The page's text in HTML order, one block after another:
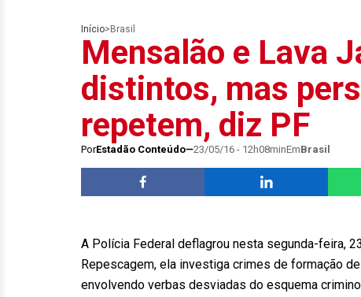
Início> Brasil
Mensalão e Lava
distintos, mas
repetem, diz PF
PorEstadão Conteúdo 23/05/16 - 12h08minEmBrasil
A Polícia Federal deflagrou nesta segunda-feira,
Repescagem, ela investiga crimes de formação
envolvendo verbas desviadas do esquema